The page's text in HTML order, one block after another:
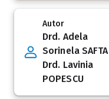
Autor
Drd. Adela
Sorinela SAFTA
Drd. Lavinia
POPESCU